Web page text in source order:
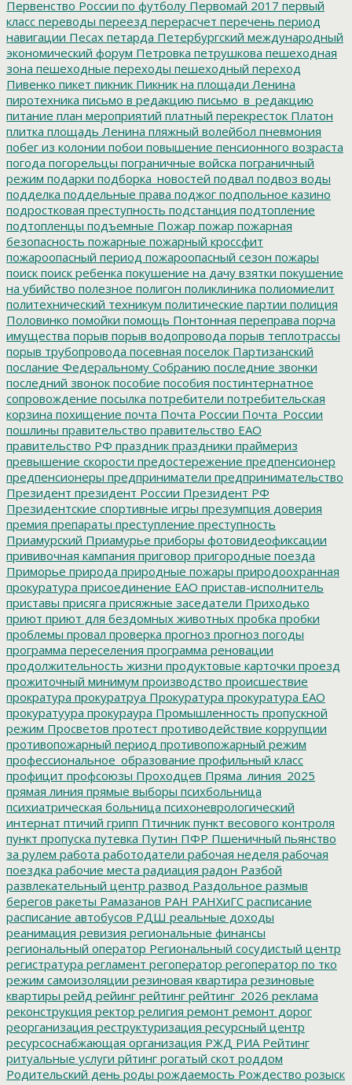
Первенство России по футболу Первомай 2017 первый
класс переводы переезд перерасчет перечень период
навигации Песах петарда Петербургский международный
экономический форум Петровка петрушкова пешеходная
зона пешеходные переходы пешеходный переход
Пивенко пикет пикник Пикник на площади Ленина
пиротехника письмо в редакцию письмо_в_редакцию
питание план мероприятий платный перекресток Платон
плитка площадь Ленина пляжный волейбол пневмония
побег из колонии побои повышение пенсионного возраста
погода погорельцы пограничные войска пограничный
режим подарки подборка_новостей подвал подвоз воды
подделка поддельные права поджог подпольное казино
подростковая преступность подстанция подтопление
подтопленцы подъемные Пожар пожар пожарная
безопасность пожарные пожарный кроссфит
пожароопасный период пожароопасный сезон пожары
поиск поиск ребенка покушение на дачу взятки покушение
на убийство полезное полигон поликлиника полиомиелит
политехнический техникум политические партии полиция
Половинко помойки помощь Понтонная переправа порча
имущества порыв порыв водопровода порыв теплотрассы
порыв трубопровода посевная поселок Партизанский
послание Федеральному Собранию последние звонки
последний звонок пособие пособия постинтернатное
сопровождение посылка потребители потребительская
корзина похищение почта Почта России Почта_России
пошлины правительство правительство ЕАО
правительство РФ праздник праздники праймериз
превышение скорости предостережение предпенсионер
предпенсионеры предприниматели предпринимательство
Президент президент России Президент РФ
Президентские спортивные игры презумпция доверия
премия препараты преступление преступность
Приамурский Приамурье приборы фотовидеофиксации
прививочная кампания приговор пригородные поезда
Приморье природа природные пожары природоохранная
прокуратура присоединение ЕАО пристав-исполнитель
приставы присяга присяжные заседатели Приходько
приют приют для бездомных животных пробка пробки
проблемы провал проверка прогноз прогноз погоды
программа переселения программа реновации
продолжительность жизни продуктовые карточки проезд
прожиточный минимум производство происшествие
прократура прокуратруа Прокуратура прокуратура ЕАО
прокуратуура прокураура Промышленность пропускной
режим Просветов протест противодействие коррупции
противопожарный период противопожарный режим
профессиональное_образование профильный класс
профицит профсоюзы Проходцев Пряма_линия_2025
прямая линия прямые выборы психбольница
психиатрическая больница психоневрологический
интернат птичий грипп Птичник пункт весового контроля
пункт пропуска путевка Путин ПФР Пшеничный пьянство
за рулем работа работодатели рабочая неделя рабочая
поездка рабочие места радиация радон Разбой
развлекательный центр развод Раздольное размыв
берегов ракеты Рамазанов РАН РАНХиГС расписание
расписание автобусов РДШ реальные доходы
реанимация ревизия региональные финансы
региональный оператор Региональный сосудистый центр
регистратура регламент регоператор регоператор по тко
режим самоизоляции резиновая квартира резиновые
квартиры рейд рейинг рейтинг рейтинг_2026 реклама
реконструкция ректор религия ремонт ремонт дорог
реорганизация реструктуризация ресурсный центр
ресурсоснабжающая организация РЖД РИА Рейтинг
ритуальные услуги рйтинг рогатый скот роддом
Родительский день роды рождаемость Рождество розыск